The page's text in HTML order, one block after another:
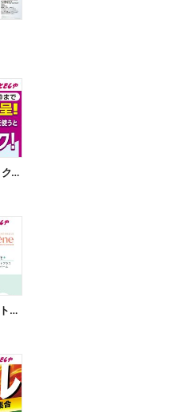
ウエルシアグループ お得なアプリクーポン
アベンヌリップを予約してポイントゲット!